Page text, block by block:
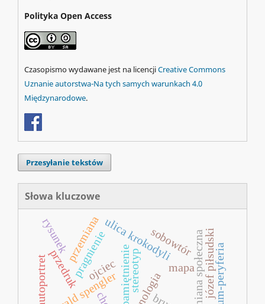
Polityka Open Access
Czasopismo wydawane jest na licencjiCreative Commons
Uznanie autorstwa-Na tych samych warunkach 4.0
Międzynarodowe.
Przesyłanie tekstów
Słowa kluczowe
upamiętnienie zmiana społeczna
przedruk mapa
ulica krokodyli
pragnienie
przemiana
autoportret józef piłsudski
sobowtór
stereotyp centrum-peryferia
ojciec
rysunek